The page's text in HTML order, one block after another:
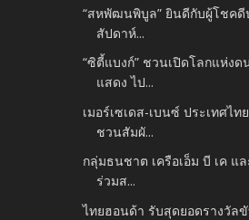
“สหพัฒนพิบูล” ยินดีกับผู้โชคดี
สัปดาห์...
“ซิตี้แบงก์” ชวนเปิดโลกแห่ง
แสดง ไป...
เมอร์เซเดส-เบนซ์ ประเทศไ
ชวนสัมผั...
กลุ่มธนชาต เครือเอ็ม บี เค แ
ร่วมส...
ไทยฮอนด้า รับสุดยอดรางวัล